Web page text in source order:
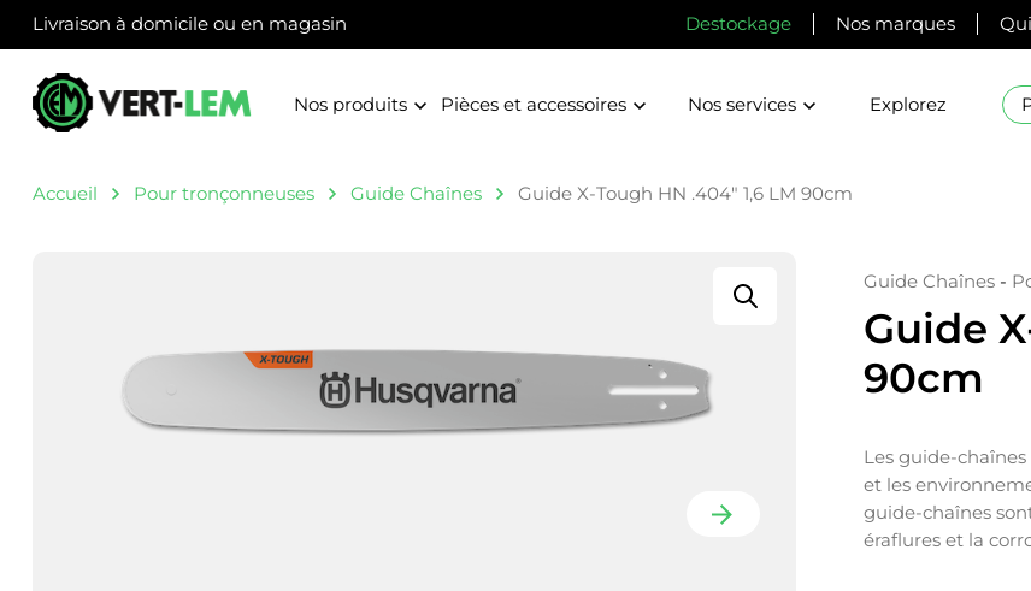
Livraison à domicile ou en magasin Destockage Nos marques
Nos produits Pièces et accessoires Nos services Explorez
Accueil Pour tronçonneuses Guide Chaînes Guide X-Tough HN .404″ 1,6 LM 90cm
Guide Chaînes -
Guide
90cm
Les guide-chaînes
et les
guide-chaînes
éraflures et la